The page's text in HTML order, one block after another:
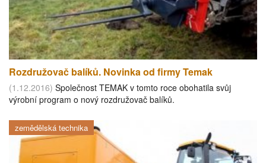
Rozdružovač balíků. Novinka od firmy Temak
(1.12.2016) Společnost TEMAK v tomto roce obohatila svůj
výrobní program o nový rozdružovač balíků.
zemědělská technika